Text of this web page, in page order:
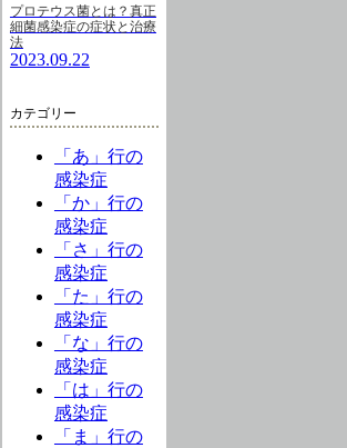
プロテウス菌とは？真正
細菌感染症の症状と治療
法
2023.09.22
カテゴリー
「あ」行の
感染症
「か」行の
感染症
「さ」行の
感染症
「た」行の
感染症
「な」行の
感染症
「は」行の
感染症
「ま」行の